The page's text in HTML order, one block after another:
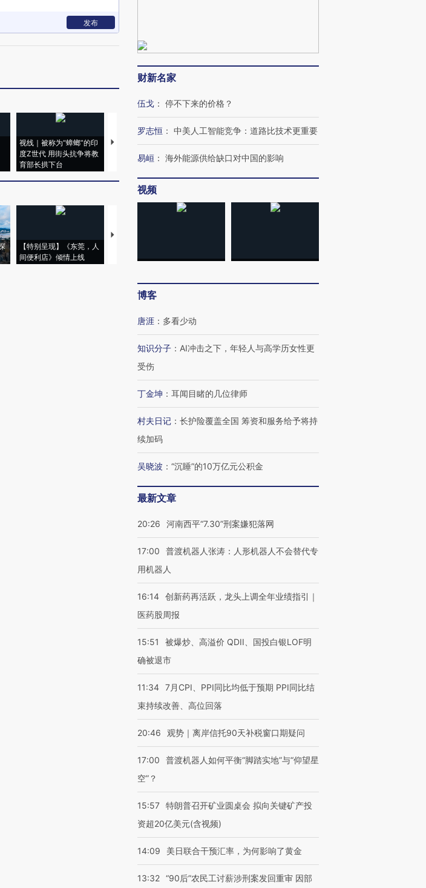
发布
视线｜被称为“蟑螂”的印
度Z世代 用街头抗争将教
育部长拱下台
视线｜“入侵”还是“人道危
机”？难民潮撕裂西班牙
飞地休达
湖北宜昌局部短时降雨
128毫米 紧急转移近
4000人
哈尔滨遭遇短时极端强降
【特别呈现】《东莞，人
间便利店》倾情上线
【推广】走进第四届链博
有意思的生活方式·第三对
住三大增长引擎是什么？
财新名家
伍戈 ： 停不下来的价格？
罗志恒 ： 中美人工智能竞争：道路比技术更重要
易峘 ： 海外能源供给缺口对中国的影响
视频
博客
唐涯 ： 多看少动
知识分子 ： AI冲击之下，年轻人与高学历女性更
受伤
丁金坤 ： 耳闻目睹的几位律师
村夫日记 ： 长护险覆盖全国 筹资和服务给予将持
续加码
吴晓波 ： “沉睡”的10万亿元公积金
最新文章
20:26 河南西平“7.30”刑案嫌犯落网
17:00
普渡机器人张涛：人形机器人不会替代专
用机器人
16:14 创新药再活跃，龙头上调全年业绩指引｜
医药股周报
15:51
被爆炒、高溢价 QDII、国投白银LOF明
确被退市
11:34 7月CPI、PPI同比均低于预期 PPI同比结
束持续改善、高位回落
20:46 观势｜离岸信托90天补税窗口期疑问
17:00
普渡机器人如何平衡“脚踏实地”与“仰望星
空”？
15:57 特朗普召开矿业圆桌会 拟向关键矿产投
资超20亿美元(含视频)
14:09 美日联合干预汇率，为何影响了黄金
13:32 “90后”农民工讨薪涉刑案发回重审 因部